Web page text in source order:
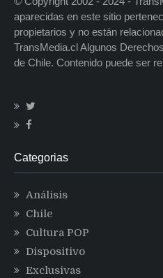
aparecidas en este sitio
propietarios y no están
TransMedia.cl Algunos
de Chile. Contenido puede ser
Categorias
Análisis
Chile
Cultura POP
Dispositivo
Exclusivas